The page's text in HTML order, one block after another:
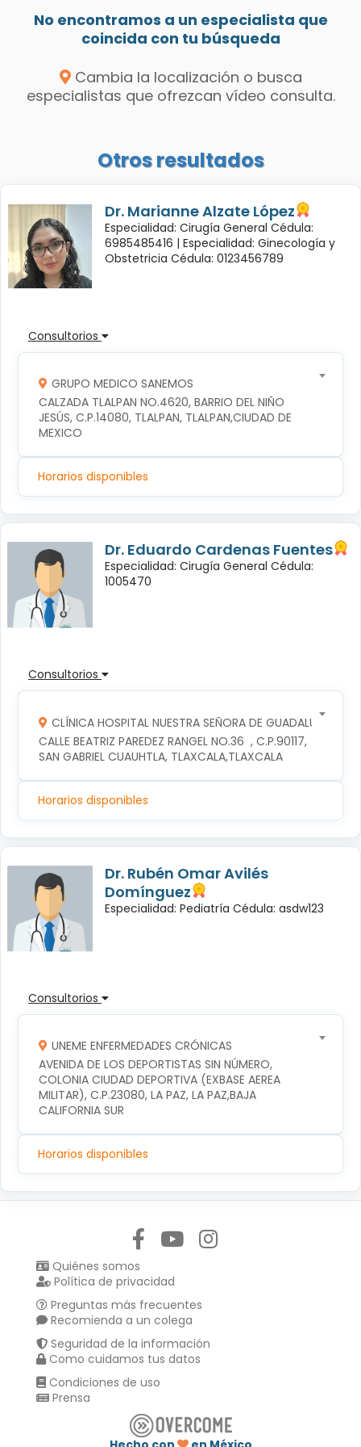
No encontramos a un especialista que
coincida con tu búsqueda
Cambia la localización o busca
especialistas que ofrezcan vídeo consulta.
Otros resultados
Dr. Marianne Alzate López
Especialidad: Cirugía General Cédula:
6985485416 | Especialidad: Ginecología y
Obstetricia Cédula: 0123456789
Consultorios
GRUPO MEDICO SANEMOS
CALZADA TLALPAN NO.4620, BARRIO DEL NIÑO
JESÚS, C.P.14080, TLALPAN, TLALPAN,CIUDAD DE
MEXICO
Horarios disponibles
Dr. Eduardo Cardenas Fuentes
Especialidad: Cirugía General Cédula:
1005470
Consultorios
CLÍNICA HOSPITAL NUESTRA SEÑORA DE GUADALUPE
CALLE BEATRIZ PAREDEZ RANGEL NO.36  , C.P.90117,
SAN GABRIEL CUAUHTLA, TLAXCALA,TLAXCALA
Horarios disponibles
Dr. Rubén Omar Avilés
Domínguez
Especialidad: Pediatría Cédula: asdw123
Consultorios
UNEME ENFERMEDADES CRÓNICAS
AVENIDA DE LOS DEPORTISTAS SIN NÚMERO,
COLONIA CIUDAD DEPORTIVA (EXBASE AEREA
MILITAR), C.P.23080, LA PAZ, LA PAZ,BAJA
CALIFORNIA SUR
Horarios disponibles
Quiénes somos
Política de privacidad
Preguntas más frecuentes
Recomienda a un colega
Seguridad de la información
Como cuidamos tus datos
Condiciones de uso
Prensa